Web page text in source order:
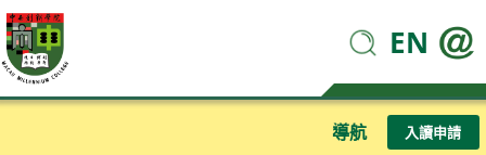
EN
導航 入讀申請